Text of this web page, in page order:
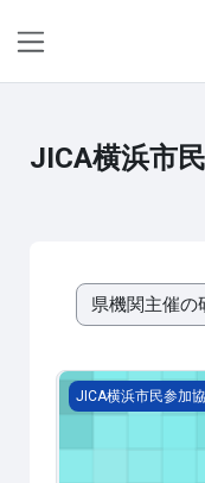
JICA横浜市
Course
2023-460001 国
JICA横浜市民参加